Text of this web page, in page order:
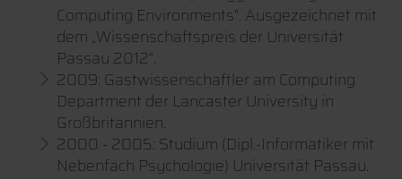
Computing Environments“. Ausgezeichnet mit
dem „Wissenschaftspreis der Universität
Passau 2012“.
2009: Gastwissenschaftler am Computing
Department der Lancaster University in
Großbritannien.
2000 - 2005: Studium (Dipl.-Informatiker mit
Nebenfach Psychologie) Universität Passau.